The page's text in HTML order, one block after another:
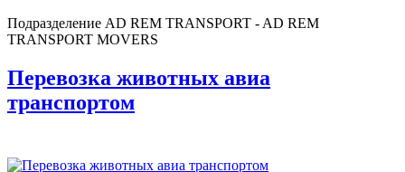
Подразделение AD REM TRANSPORT - AD REM
TRANSPORT MOVERS
Перевозка животных авиа
транспортом